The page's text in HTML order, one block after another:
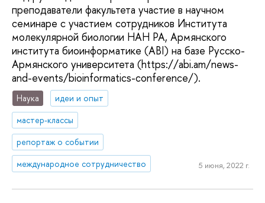
преподаватели факультета участие в научном
семинаре с участием сотрудников Института
молекулярной биологии НАН РА, Армянского
института биоинформатике (ABI) на базе Русско-
Армянского университета (https://abi.am/news-
and-events/bioinformatics-conference/).
Наука
идеи и опыт
мастер-классы
репортаж о событии
международное сотрудничество
5 июня, 2022 г.